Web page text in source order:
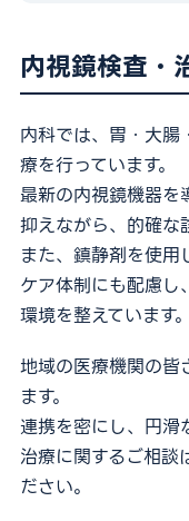
052-212-
内視鏡検査・
内科では、胃・大腸
療を行っています。
最新の内視鏡機器を
抑えながら、的確な
また、鎮静剤を使用
ケア体制にも配慮し
環境を整えています。
地域の医療機関の皆
ます。
連携を密にし、円滑
治療に関するご相談
ださい。